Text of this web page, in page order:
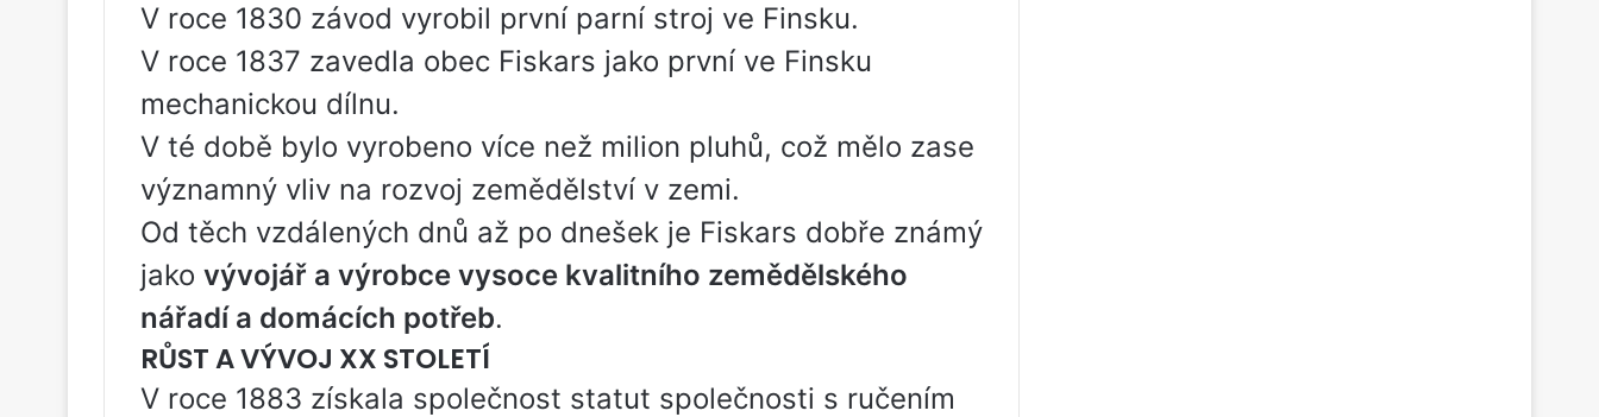
V roce 1830 závod vyrobil první parní stroj ve Finsku.
V roce 1837 zavedla obec Fiskars jako první ve Finsku
mechanickou dílnu.
V té době bylo vyrobeno více než milion pluhů, což mělo zase
významný vliv na rozvoj zemědělství v zemi.
Od těch vzdálených dnů až po dnešek je Fiskars dobře známý
jako vývojář a výrobce vysoce kvalitního zemědělského
nářadí a domácích potřeb.
RŮST A VÝVOJ XX STOLETÍ
V roce 1883 získala společnost statut společnosti s ručením